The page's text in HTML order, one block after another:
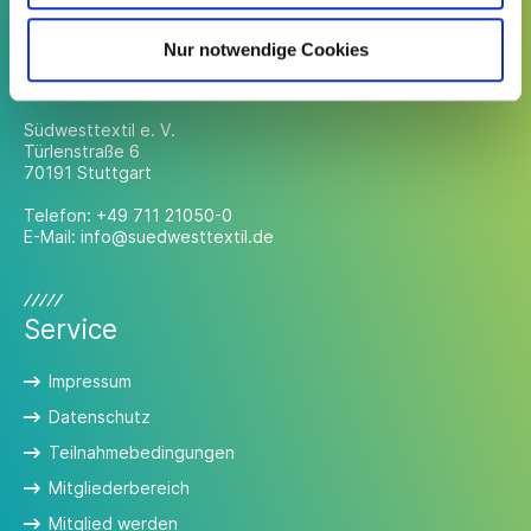
Nur notwendige Cookies
Kontakt
Südwesttextil e. V.
Türlenstraße 6
70191 Stuttgart
Telefon: +49 711 21050-0
E-Mail: info@suedwesttextil.de
Service
Impressum
Datenschutz
Teilnahmebedingungen
Mitgliederbereich
Mitglied werden